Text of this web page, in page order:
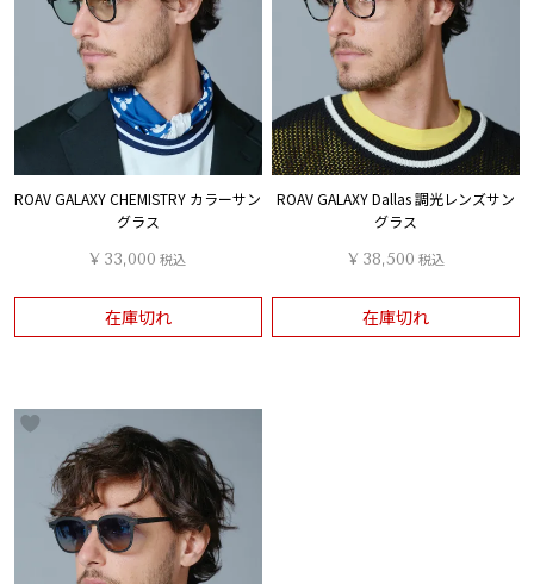
ROAV GALAXY CHEMISTRY カラーサン
グラス
¥ 33,000 税込
在庫切れ
ROAV GALAXY Dallas 調光レンズサン
グラス
¥ 38,500 税込
在庫切れ